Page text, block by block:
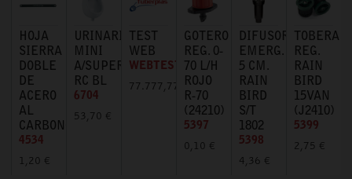
HOJA
SIERRA
DOBLE
DE
ACERO
AL
CARBONO
4534
1,20 €
URINARIO
MINI
A/SUPERIOR
RC BL
6704
53,70 €
TEST
WEB
WEBTEST
77.777,77 €
GOTERO
REG. 0-
70 L/H
ROJO
R-70
(24210)
5397
0,10 €
DIFUSOR
EMERG.
5 CM.
RAIN
BIRD
S/T
1802
5398
4,36 €
TOBERA
REG.
RAIN
BIRD
15VAN
(J2410)
5399
2,75 €